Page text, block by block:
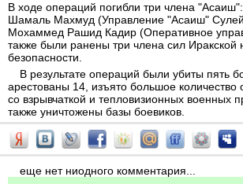
В ходе операций погибли три члена
Шамаль Махмуд (Управление "Асаиш"
Мохаммед Рашид Кадир (Оперативное
также были ранены три члена сил Иракской
безопасности.
В результате операций были убиты пять
арестованы 14, изъято большое количество
со взрывчаткой и тепловизионных военных
также уничтожены базы боевиков.
еще нет ниодного комментария...